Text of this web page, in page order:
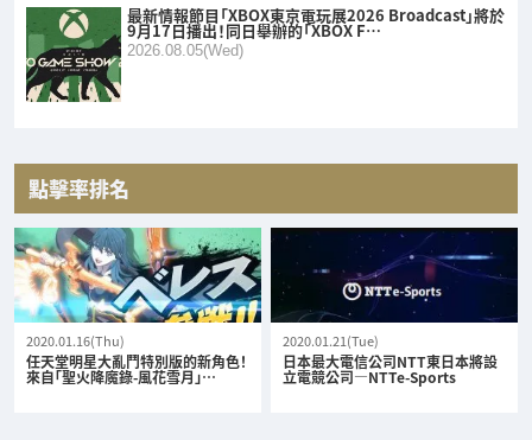
最新情報節目「XBOX東京電玩展2026 Broadcast」將於
9月17日播出！同日舉辦的「XBOX F…
2026.08.05(Wed)
點擊率排名
2020.01.16(Thu)
任天堂明星大亂鬥特別版的新角色！
來自「聖火降魔錄-風花雪月」…
2020.01.21(Tue)
日本最大電信公司NTT東日本將設
立電競公司—NTTe-Sports